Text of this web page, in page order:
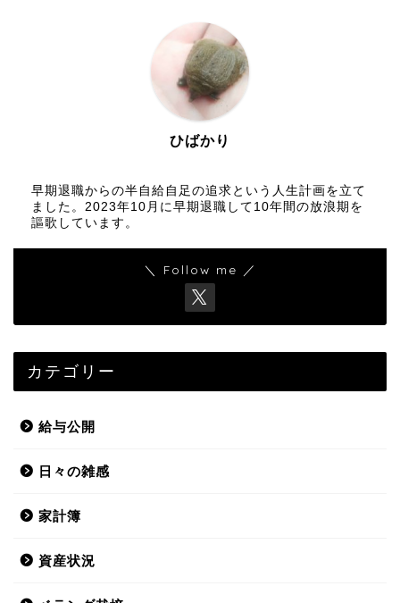
ひばかり
早期退職からの半自給自足の追求という人生計画を立て
ました。2023年10月に早期退職して10年間の放浪期を
謳歌しています。
＼ Follow me ／
カテゴリー
給与公開
日々の雑感
家計簿
資産状況